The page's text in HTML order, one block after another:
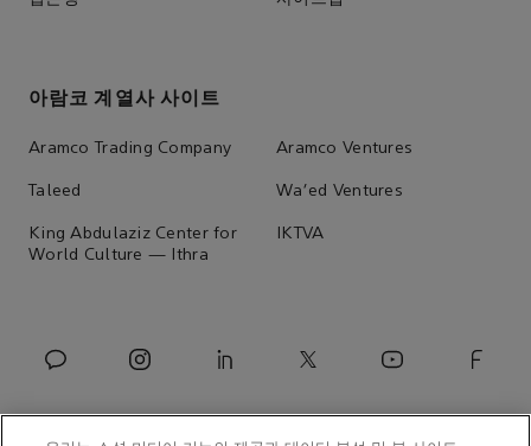
아람코 계열사 사이트
Aramco Trading Company Aramco Ventures
Taleed Wa'ed Ventures
King Abdulaziz Center for
World Culture — Ithra
IKTVA